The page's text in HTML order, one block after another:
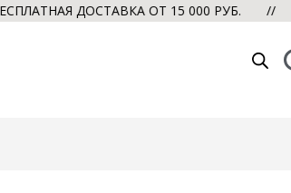
ДОСТАВКА ОТ 15 000 РУБ. //